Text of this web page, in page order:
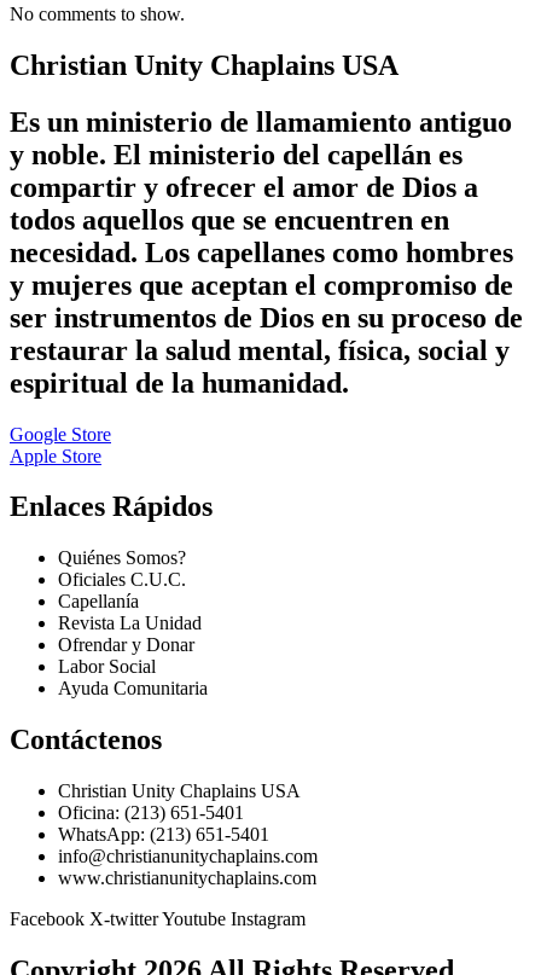
No comments to show.
Christian Unity Chaplains USA
Es un ministerio de llamamiento antiguo
y noble. El ministerio del capellán es
compartir y ofrecer el amor de Dios a
todos aquellos que se encuentren en
necesidad. Los capellanes como hombres
y mujeres que aceptan el compromiso de
ser instrumentos de Dios en su proceso de
restaurar la salud mental, física, social y
espiritual de la humanidad.
Google Store
Apple Store
Enlaces Rápidos
Quiénes Somos?
Oficiales C.U.C.
Capellanía
Revista La Unidad
Ofrendar y Donar
Labor Social
Ayuda Comunitaria
Contáctenos
Christian Unity Chaplains USA
Oficina: (213) 651-5401
WhatsApp: (213) 651-5401
info@christianunitychaplains.com
www.christianunitychaplains.com
Facebook X-twitterYoutube Instagram